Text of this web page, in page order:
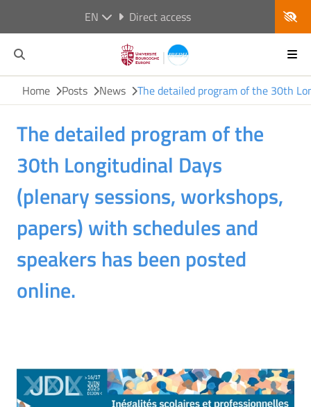
EN Direct access
Home Posts News The detailed program of the 30th
The detailed program of the
30th Longitudinal Days
(plenary sessions, workshops,
papers) with schedules and
speakers has been posted
online.